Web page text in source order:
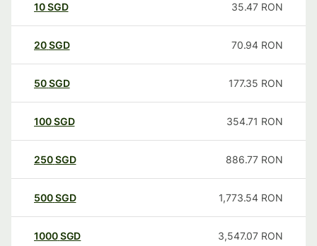
10SGD 35.47 RON
20SGD 70.94 RON
50SGD 177.35 RON
100SGD 354.71 RON
250SGD 886.77 RON
500SGD 1,773.54 RON
1000SGD 3,547.07 RON